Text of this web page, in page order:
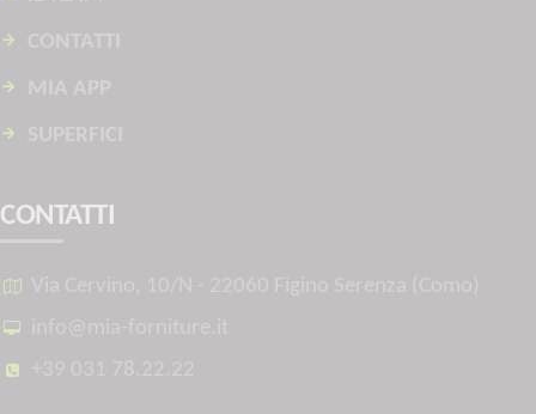
CONTATTI